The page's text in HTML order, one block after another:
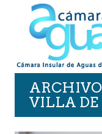
VILLA